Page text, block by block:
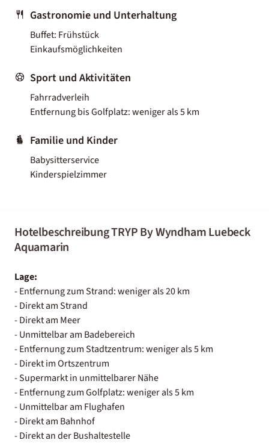
Gastronomie und Unterhaltung
Buffet: Frühstück
Einkaufsmöglichkeiten
Sport und Aktivitäten
Fahrradverleih
Entfernung bis Golfplatz: weniger als 5 km
Familie und Kinder
Babysitterservice
Kinderspielzimmer
Hotelbeschreibung TRYP By Wyndham Luebeck
Aquamarin
Lage:
- Entfernung zum Strand: weniger als 20 km
- Direkt am Strand
- Direkt am Meer
- Unmittelbar am Badebereich
- Entfernung zum Stadtzentrum: weniger als 5 km
- Direkt im Ortszentrum
- Supermarkt in unmittelbarer Nähe
- Entfernung zum Golfplatz: weniger als 5 km
- Unmittelbar am Flughafen
- Direkt am Bahnhof
- Direkt an der Bushaltestelle